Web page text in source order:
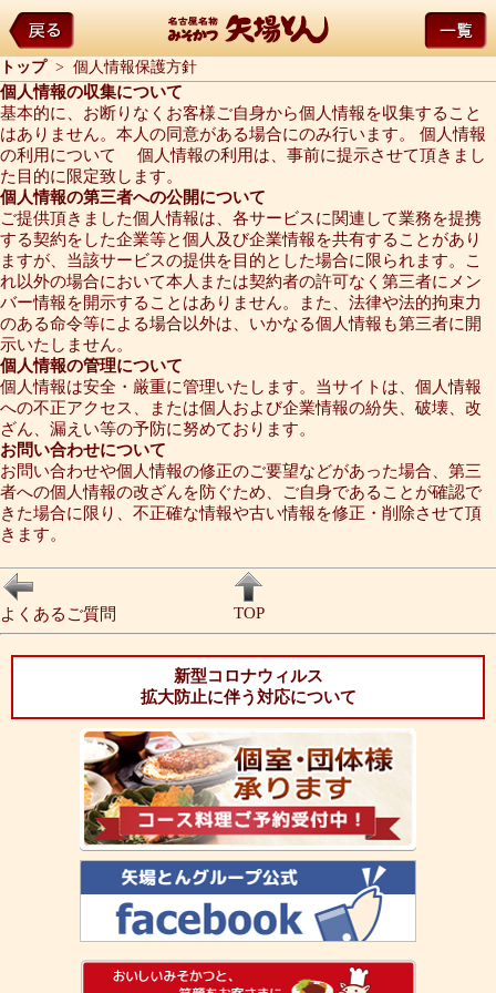
トップ> 個人情報保護方針
個人情報の収集について
基本的に、お断りなくお客様ご自身から個人情報を収集すること
はありません。本人の同意がある場合にのみ行います。 個人情報
の利用について 個人情報の利用は、事前に提示させて頂きまし
た目的に限定致します。
個人情報の第三者への公開について
ご提供頂きました個人情報は、各サービスに関連して業務を提携
する契約をした企業等と個人及び企業情報を共有することがあり
ますが、当該サービスの提供を目的とした場合に限られます。こ
れ以外の場合において本人または契約者の許可なく第三者にメン
バー情報を開示することはありません。また、法律や法的拘束力
のある命令等による場合以外は、いかなる個人情報も第三者に開
示いたしません。
個人情報の管理について
個人情報は安全・厳重に管理いたします。当サイトは、個人情報
への不正アクセス、または個人および企業情報の紛失、破壊、改
ざん、漏えい等の予防に努めております。
お問い合わせについて
お問い合わせや個人情報の修正のご要望などがあった場合、第三
者への個人情報の改ざんを防ぐため、ご自身であることが確認で
きた場合に限り、不正確な情報や古い情報を修正・削除させて頂
きます。
よくあるご質問 TOP
新型コロナウィルス
拡大防止に伴う対応について